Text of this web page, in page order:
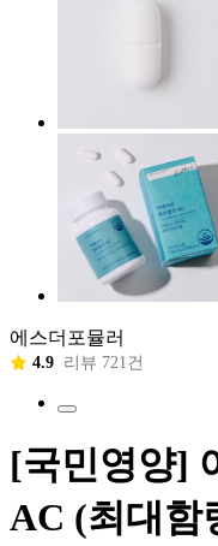
에스더포뮬러
4.9 리뷰 721건
[국민영양]
AC (최대함